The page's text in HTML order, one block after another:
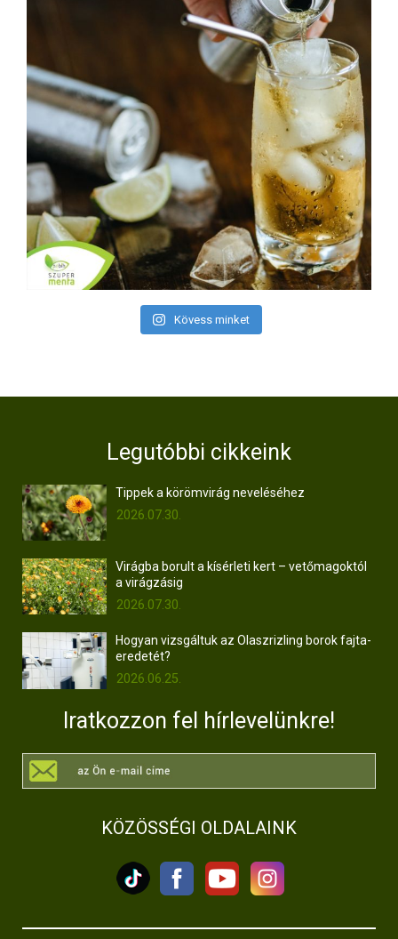
Kövess minket
Legutóbbi cikkeink
Tippek a körömvirág neveléséhez
2026.07.30.
Virágba borult a kísérleti kert – vetőmagoktól
a virágzásig
2026.07.30.
Hogyan vizsgáltuk az Olaszrizling borok fajta-
eredetét?
2026.06.25.
Iratkozzon fel hírlevelünkre!
KÖZÖSSÉGI OLDALAINK